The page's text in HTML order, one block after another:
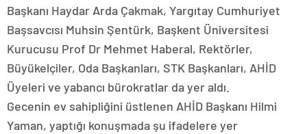
Başkanı Haydar Arda Çakmak, Yargıtay Cumhuriyet
Başsavcısı Muhsin Şentürk, Başkent Üniversitesi
Kurucusu Prof Dr Mehmet Haberal, Rektörler,
Büyükelçiler, Oda Başkanları, STK Başkanları, AHİD
Üyeleri ve yabancı bürokratlar da yer aldı.
Gecenin ev sahipliğini üstlenen AHİD Başkanı Hilmi
Yaman, yaptığı konuşmada şu ifadelere yer